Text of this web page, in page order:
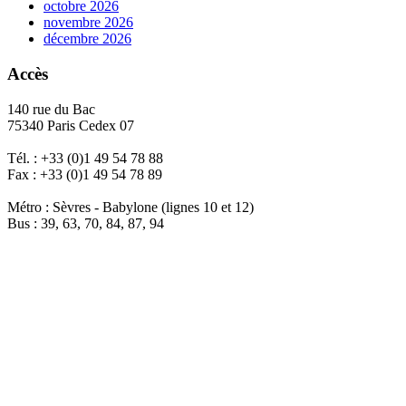
octobre 2026
novembre 2026
décembre 2026
Accès
140 rue du Bac
75340 Paris Cedex 07
Tél. : +33 (0)1 49 54 78 88
Fax : +33 (0)1 49 54 78 89
Métro : Sèvres - Babylone (lignes 10 et 12)
Bus : 39, 63, 70, 84, 87, 94